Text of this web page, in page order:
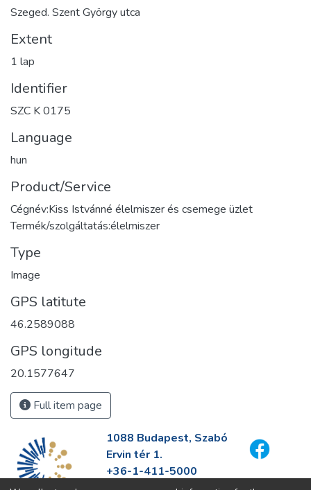
Szeged. Szent György utca
Extent
1 lap
Identifier
SZC K 0175
Language
hun
Product/Service
Cégnév:Kiss Istvánné élelmiszer és csemege üzlet
Termék/szolgáltatás:élelmiszer
Type
Image
GPS latitute
46.2589088
GPS longitude
20.1577647
Full item page
1088 Budapest, Szabó
Ervin tér 1.
+36-1-411-5000